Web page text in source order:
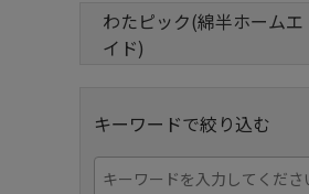
わたピック(綿半ホームエ
イド)
キーワードで絞り込む